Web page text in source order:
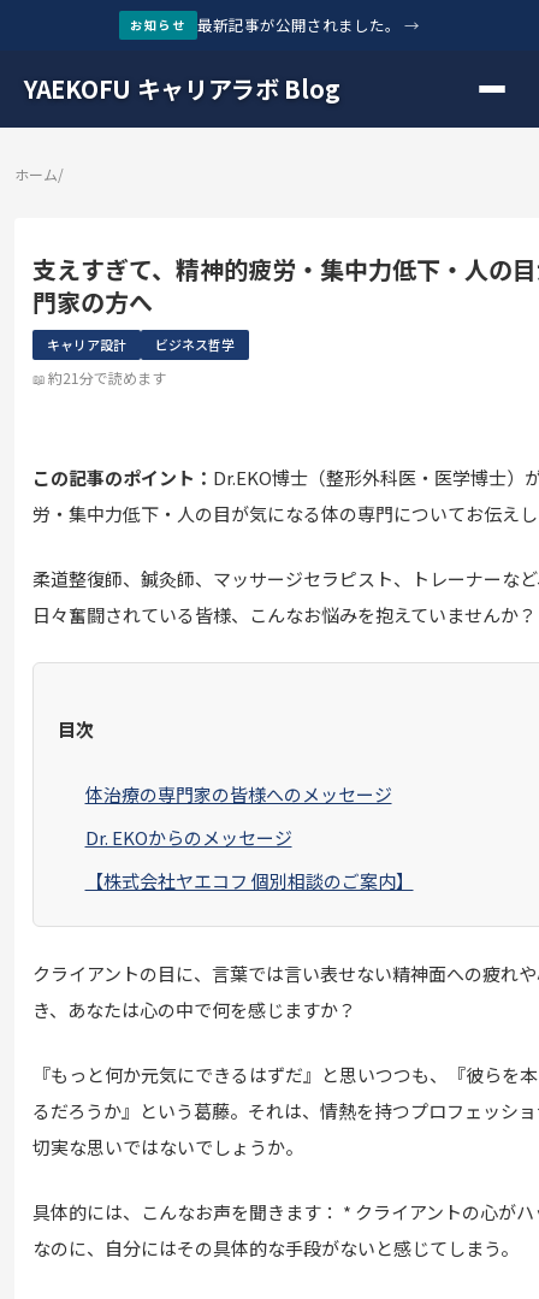
お知らせ 最新記事が公開されました。 →
YAEKOFU キャリアラボ Blog
ホーム/
支えすぎて、精神的疲労・集中力低下・人の
門家の方へ
キャリア設計 ビジネス哲学
約21分で読めます
この記事のポイント： Dr.EKO博士（整形外科医・医学博士）
労・集中力低下・人の目が気になる体の専門についてお伝え
柔道整復師、鍼灸師、マッサージセラピスト、トレーナーな
日々奮闘されている皆様、こんなお悩みを抱えていませんか？
目次
体治療の専門家の皆様へのメッセージ
Dr. EKOからのメッセージ
【株式会社ヤエコフ 個別相談のご案内】
クライアントの目に、言葉では言い表せない精神面への疲れ
き、あなたは心の中で何を感じますか？
『もっと何か元気にできるはずだ』と思いつつも、『彼らを
るだろうか』という葛藤。それは、情熱を持つプロフェッシ
切実な思いではないでしょうか。
具体的には、こんなお声を聞きます： * クライアントの心が
なのに、自分にはその具体的な手段がないと感じてしまう。